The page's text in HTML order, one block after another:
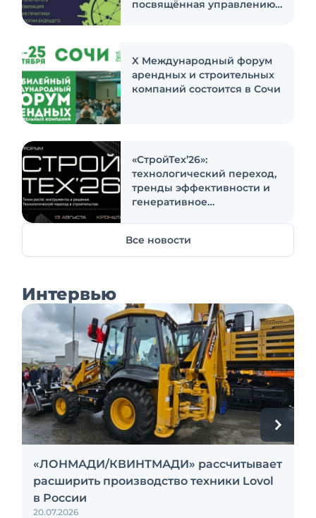
посвящённая управлению
X Международный форум
арендных и строительных
компаний состоится в Сочи
«СтройТех’26»:
технологический переход,
тренды эффективности и
генеративное
Все новости
Интервью
«ЛОНМАДИ/КВИНТМАДИ» рассчитывает
расширить производство техники Lovol
в России
20.07.2026